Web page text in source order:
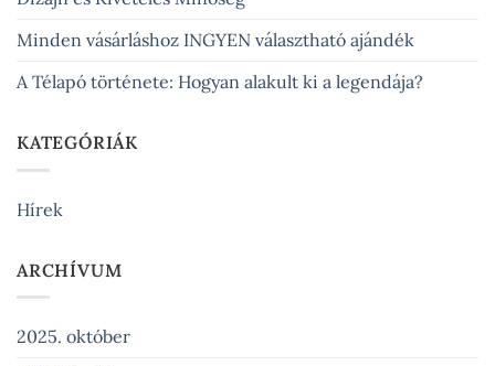
Minden vásárláshoz INGYEN választható ajándék
A Télapó története: Hogyan alakult ki a legendája?
KATEGÓRIÁK
Hírek
ARCHÍVUM
2025. október